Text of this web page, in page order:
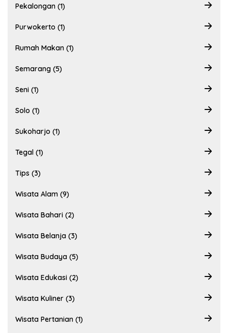
Pekalongan (1)
Purwokerto (1)
Rumah Makan (1)
Semarang (5)
Seni (1)
Solo (1)
Sukoharjo (1)
Tegal (1)
Tips (3)
Wisata Alam (9)
Wisata Bahari (2)
Wisata Belanja (3)
Wisata Budaya (5)
Wisata Edukasi (2)
Wisata Kuliner (3)
Wisata Pertanian (1)